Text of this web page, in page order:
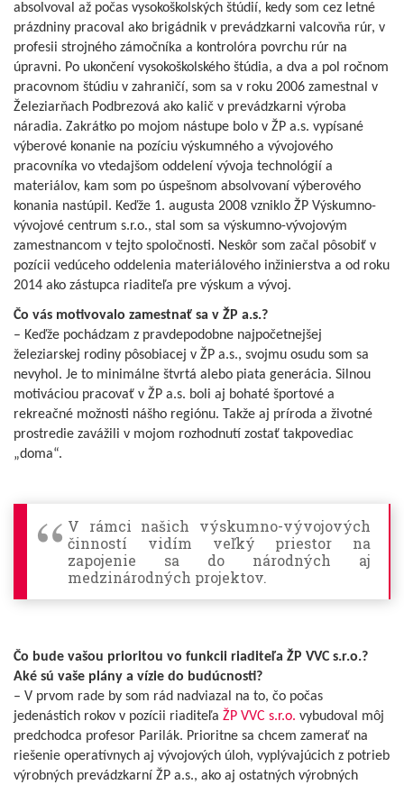
absolvoval až počas vysokoškolských štúdií, kedy som cez letné
prázdniny pracoval ako brigádnik v prevádzkarni valcovňa rúr, v
profesii strojného zámočníka a kontrolóra povrchu rúr na
úpravni. Po ukončení vysokoškolského štúdia, a dva a pol ročnom
pracovnom štúdiu v zahraničí, som sa v roku 2006 zamestnal v
Železiarňach Podbrezová ako kalič v prevádzkarni výroba
náradia. Zakrátko po mojom nástupe bolo v ŽP a.s. vypísané
výberové konanie na pozíciu výskumného a vývojového
pracovníka vo vtedajšom oddelení vývoja technológií a
materiálov, kam som po úspešnom absolvovaní výberového
konania nastúpil. Keďže 1. augusta 2008 vzniklo ŽP Výskumno-
vývojové centrum s.r.o., stal som sa výskumno-vývojovým
zamestnancom v tejto spoločnosti. Neskôr som začal pôsobiť v
pozícii vedúceho oddelenia materiálového inžinierstva a od roku
2014 ako zástupca riaditeľa pre výskum a vývoj.
Čo vás motivovalo zamestnať sa v ŽP a.s.?
– Keďže pochádzam z pravdepodobne najpočetnejšej
železiarskej rodiny pôsobiacej v ŽP a.s., svojmu osudu som sa
nevyhol. Je to minimálne štvrtá alebo piata generácia. Silnou
motiváciou pracovať v ŽP a.s. boli aj bohaté športové a
rekreačné možnosti nášho regiónu. Takže aj príroda a životné
prostredie zavážili v mojom rozhodnutí zostať takpovediac
„doma“.
V rámci našich výskumno-vývojových
činností vidím veľký priestor na
zapojenie sa do národných aj
medzinárodných projektov.
Čo bude vašou prioritou vo funkcii riaditeľa ŽP VVC s.r.o.?
Aké sú vaše plány a vízie do budúcnosti?
– V prvom rade by som rád nadviazal na to, čo počas
jedenástich rokov v pozícii riaditeľa ŽP VVC s.r.o. vybudoval môj
predchodca profesor Parilák. Prioritne sa chcem zamerať na
riešenie operatívnych aj vývojových úloh, vyplývajúcich z potrieb
výrobných prevádzkarní ŽP a.s., ako aj ostatných výrobných